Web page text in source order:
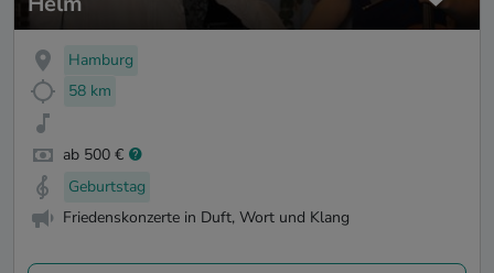
Hamburg
58 km
ab 500 €
Geburtstag
Friedenskonzerte in Duft, Wort und Klang